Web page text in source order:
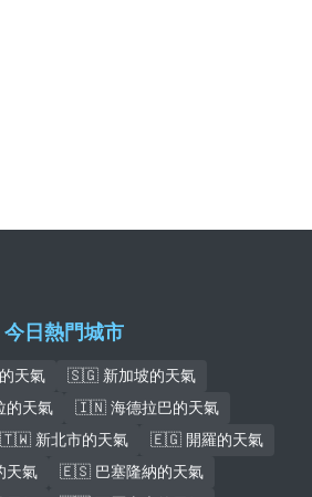
今日熱門城市
天氣
🇸🇬 新加坡的天氣
天氣
🇮🇳 海德拉巴的天氣
🇹🇼 新北市的天氣
🇪🇬 開羅的天氣
氣
🇪🇸 巴塞隆納的天氣